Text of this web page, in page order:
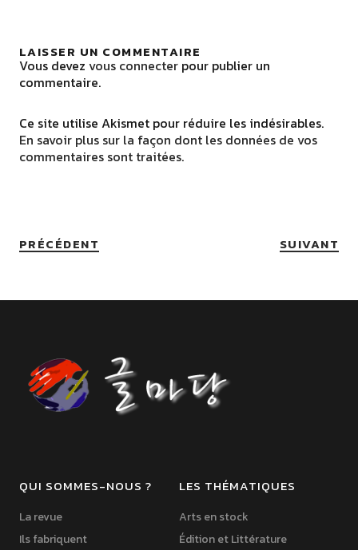
LAISSER UN COMMENTAIRE
Vous devez vous connecterpour publier un
commentaire.
Ce site utilise Akismet pour réduire les indésirables.
En savoir plus sur la façon dont les données de vos
commentaires sont traitées.
PRÉCÉDENT SUIVANT
QUI SOMMES-NOUS ?
La revue
Ils fabriquent
LES THÉMATIQUES
Arts en stock
Édition et Littérature